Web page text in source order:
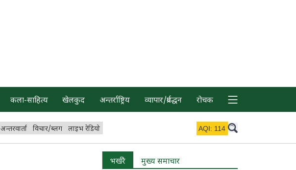
कला-साहित्य खेलकुद अन्तर्राष्ट्रिय व्यापार/प्रर्वद्धन रोचक
अन्तरवार्ता विचार/ब्लग लाइभ रेडियो AQI: 114
भर्खरै मुख्य समाचार